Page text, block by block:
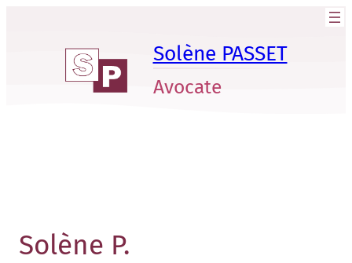
Solène PASSET
Avocate
Solène P.